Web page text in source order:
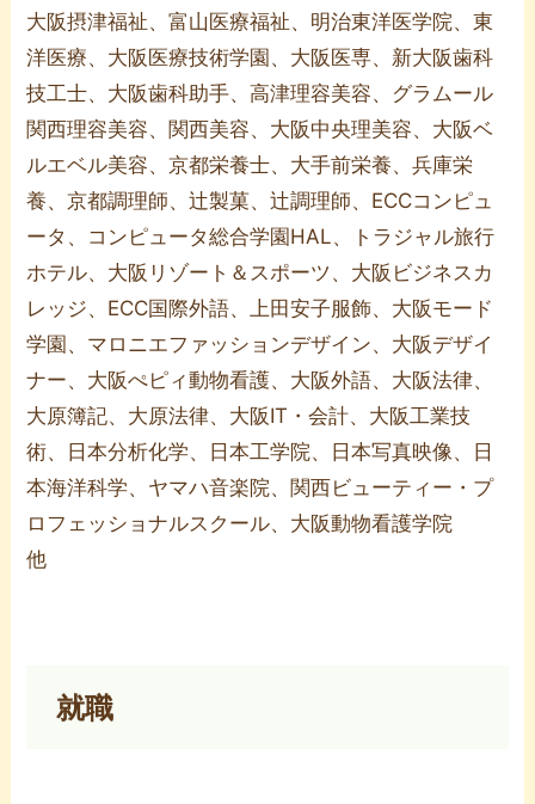
大阪摂津福祉、富山医療福祉、明治東洋医学院、東
洋医療、大阪医療技術学園、大阪医専、新大阪歯科
技工士、大阪歯科助手、高津理容美容、グラムール
関西理容美容、関西美容、大阪中央理美容、大阪ベ
ルエベル美容、京都栄養士、大手前栄養、兵庫栄
養、京都調理師、辻製菓、辻調理師、ECCコンピュ
ータ、コンピュータ総合学園HAL、トラジャル旅行
ホテル、大阪リゾート＆スポーツ、大阪ビジネスカ
レッジ、ECC国際外語、上田安子服飾、大阪モード
学園、マロニエファッションデザイン、大阪デザイ
ナー、大阪ぺピィ動物看護、大阪外語、大阪法律、
大原簿記、大原法律、大阪IT・会計、大阪工業技
術、日本分析化学、日本工学院、日本写真映像、日
本海洋科学、ヤマハ音楽院、関西ビューティー・プ
ロフェッショナルスクール、大阪動物看護学院
他
就職